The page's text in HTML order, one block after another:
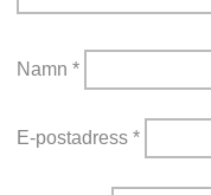
Namn *
E-postadress *